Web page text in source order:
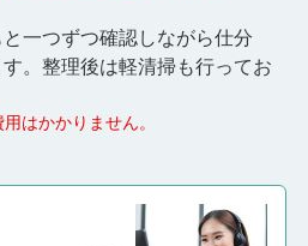
一つずつ確認しながら仕分
。 整理後は軽清掃も行ってお
はかかりません。